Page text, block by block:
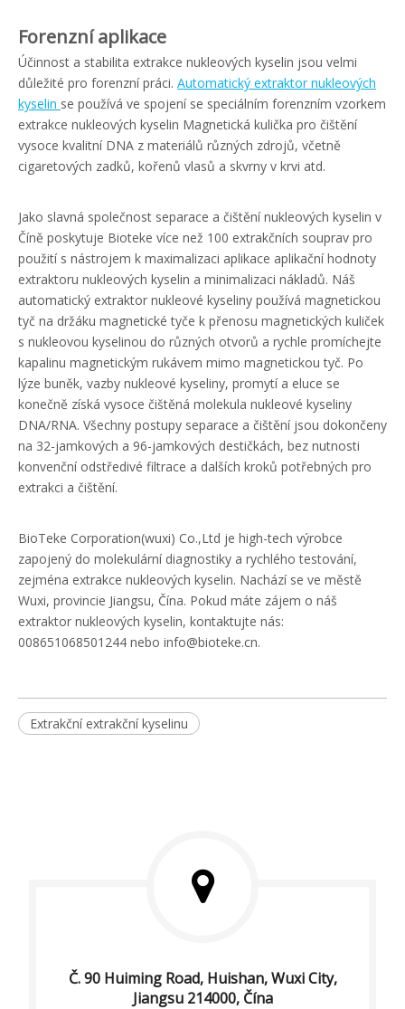
Forenzní aplikace
Účinnost a stabilita extrakce nukleových kyselin jsou velmi
důležité pro forenzní práci. Automatický extraktor nukleových
kyselin se používá ve spojení se speciálním forenzním vzorkem
extrakce nukleových kyselin Magnetická kulička pro čištění
vysoce kvalitní DNA z materiálů různých zdrojů, včetně
cigaretových zadků, kořenů vlasů a skvrny v krvi atd.
Jako slavná společnost separace a čištění nukleových kyselin v
Číně poskytuje Bioteke více než 100 extrakčních souprav pro
použití s nástrojem k maximalizaci aplikace aplikační hodnoty
extraktoru nukleových kyselin a minimalizaci nákladů. Náš
automatický extraktor nukleové kyseliny používá magnetickou
tyč na držáku magnetické tyče k přenosu magnetických kuliček
s nukleovou kyselinou do různých otvorů a rychle promíchejte
kapalinu magnetickým rukávem mimo magnetickou tyč. Po
lýze buněk, vazby nukleové kyseliny, promytí a eluce se
konečně získá vysoce čištěná molekula nukleové kyseliny
DNA/RNA. Všechny postupy separace a čištění jsou dokončeny
na 32-jamkových a 96-jamkových destičkách, bez nutnosti
konvenční odstředivé filtrace a dalších kroků potřebných pro
extrakci a čištění.
BioTeke Corporation(wuxi) Co.,Ltd je high-tech výrobce
zapojený do molekulární diagnostiky a rychlého testování,
zejména extrakce nukleových kyselin. Nachází se ve městě
Wuxi, provincie Jiangsu, Čína. Pokud máte zájem o náš
extraktor nukleových kyselin, kontaktujte nás:
008651068501244 nebo info@bioteke.cn.
Extrakční extrakční kyselinu
Č. 90 Huiming Road, Huishan, Wuxi City,
Jiangsu 214000, Čína